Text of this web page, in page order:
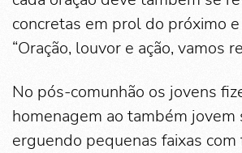
concretas em prol do próximo e
“Oração, louvor e ação, vamos
No pós-comunhão os jovens
homenagem ao também jovem
erguendo pequenas faixas com